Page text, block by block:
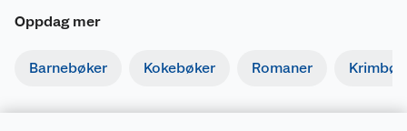
Oppdag mer
Barnebøker Kokebøker Romaner